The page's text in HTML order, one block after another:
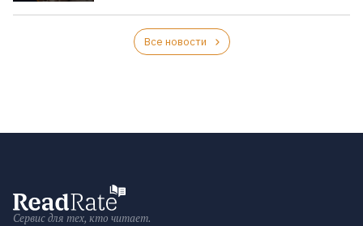
Все новости
Сервис для тех, кто читает.